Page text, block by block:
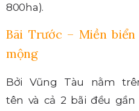
800ha).
Bãi Trước – Miền
mộng
Bởi Vũng Tàu nằm
tên và cả 2 bãi đều